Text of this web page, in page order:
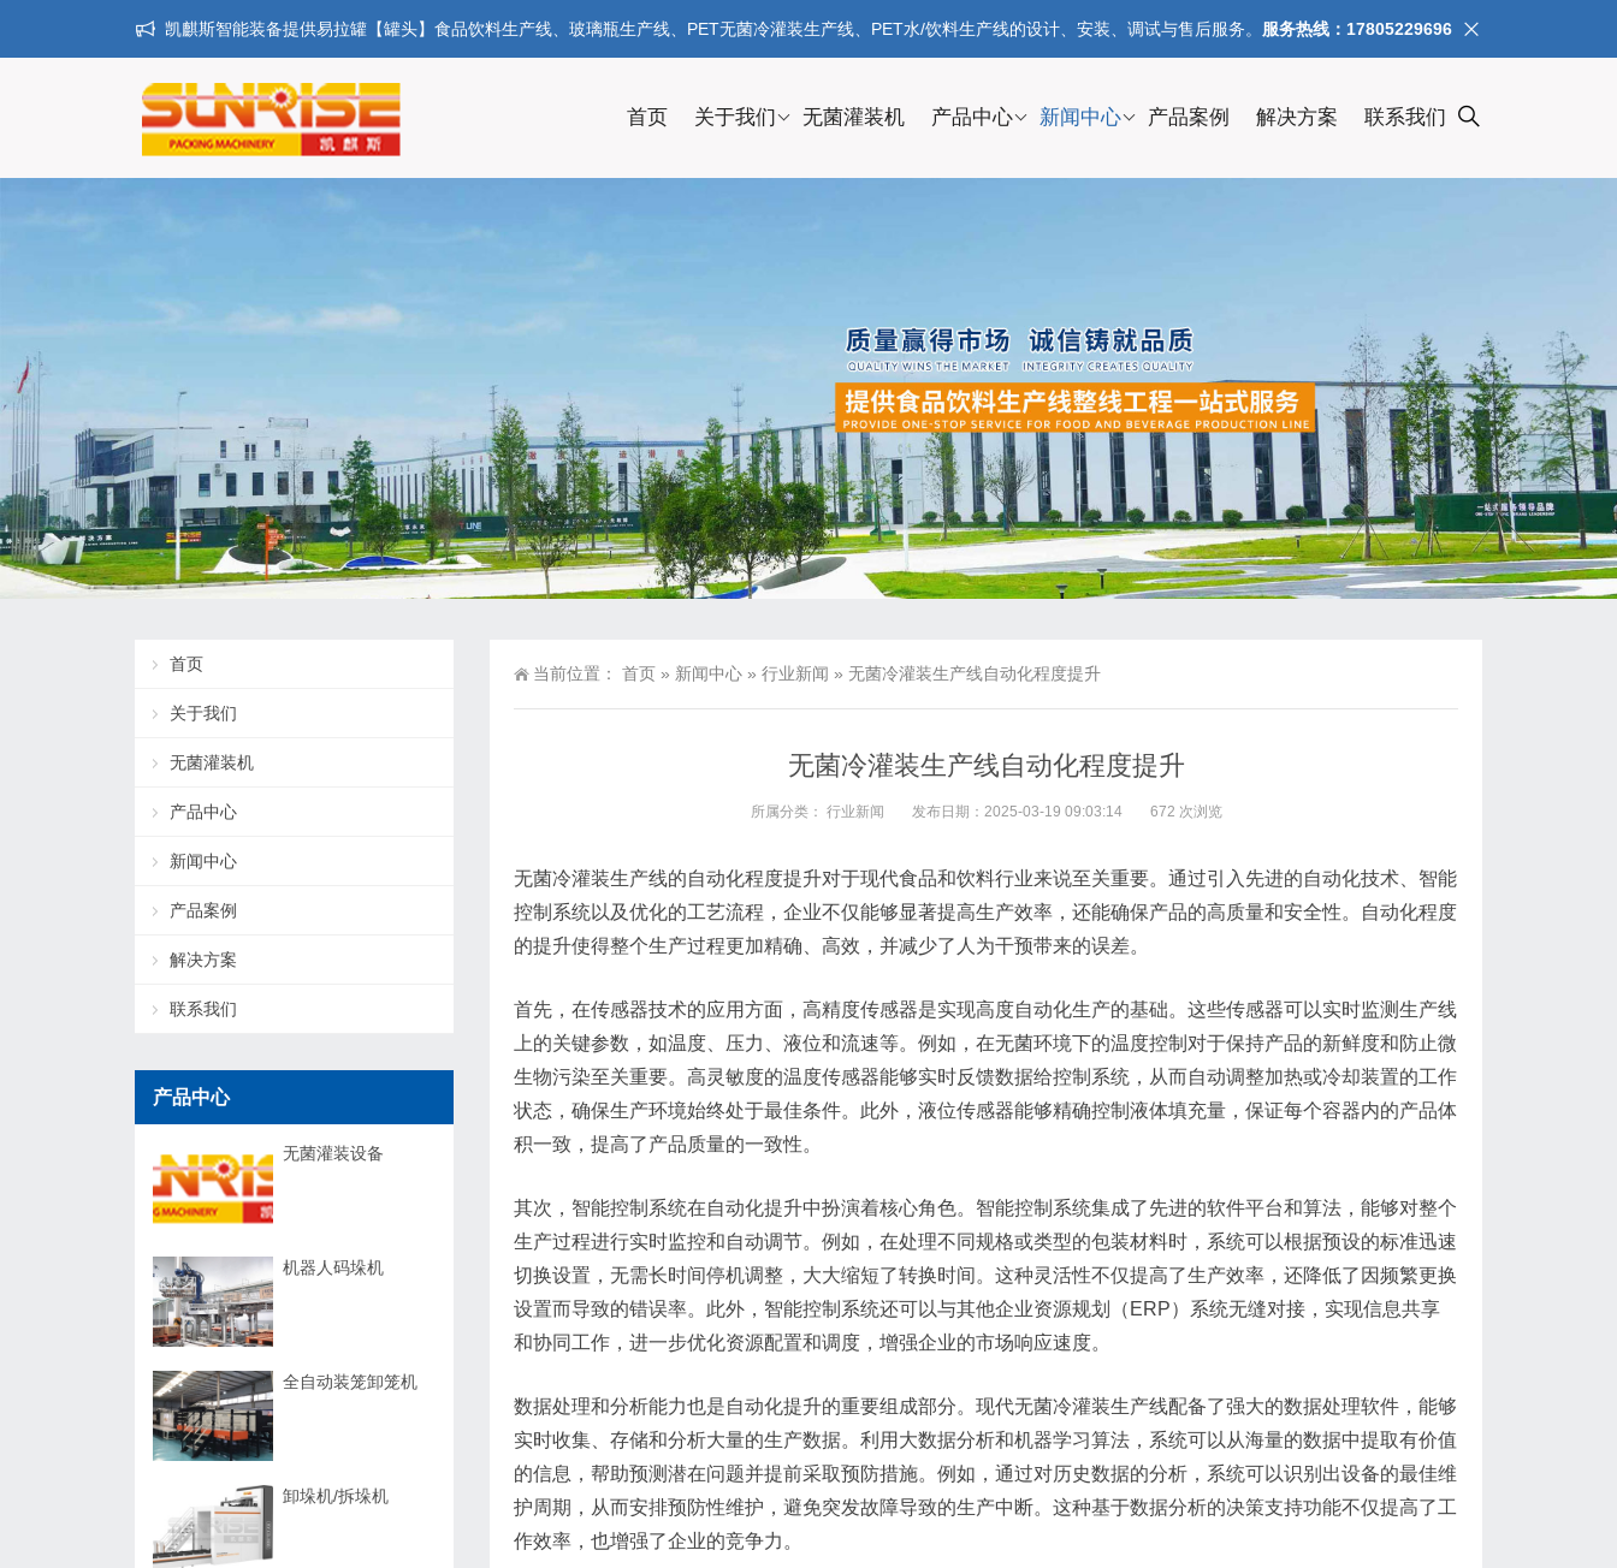
凯麒斯智能装备提供易拉罐【罐头】食品饮料生产线、玻璃瓶生产线、PET无菌冷灌装生产线、PET水/饮料生产线的设计、安装、调试与售后服务。 服务热线：17805229696
首页 关于我们 无菌灌装机 产品中心 新闻中心 产品案例 解决方案 联系我们
当前位置： 首页 » 新闻中心 » 行业新闻 » 无菌冷灌装生产线自动化程度提升
无菌冷灌装生产线自动化程度提升
所属分类： 行业新闻 发布日期：2025-03-19 09:03:14 672 次浏览
无菌冷灌装生产线的自动化程度提升对于现代食品和饮料行业来说至关重要。通过引入先进的自动化技术、智能
控制系统以及优化的工艺流程，企业不仅能够显著提高生产效率，还能确保产品的高质量和安全性。自动化程度
的提升使得整个生产过程更加精确、高效，并减少了人为干预带来的误差。
首先，在传感器技术的应用方面，高精度传感器是实现高度自动化生产的基础。这些传感器可以实时监测生产线
上的关键参数，如温度、压力、液位和流速等。例如，在无菌环境下的温度控制对于保持产品的新鲜度和防止微
生物污染至关重要。高灵敏度的温度传感器能够实时反馈数据给控制系统，从而自动调整加热或冷却装置的工作
状态，确保生产环境始终处于最佳条件。此外，液位传感器能够精确控制液体填充量，保证每个容器内的产品体
积一致，提高了产品质量的一致性。
其次，智能控制系统在自动化提升中扮演着核心角色。智能控制系统集成了先进的软件平台和算法，能够对整个
生产过程进行实时监控和自动调节。例如，在处理不同规格或类型的包装材料时，系统可以根据预设的标准迅速
切换设置，无需长时间停机调整，大大缩短了转换时间。这种灵活性不仅提高了生产效率，还降低了因频繁更换
设置而导致的错误率。此外，智能控制系统还可以与其他企业资源规划（ERP）系统无缝对接，实现信息共享
和协同工作，进一步优化资源配置和调度，增强企业的市场响应速度。
数据处理和分析能力也是自动化提升的重要组成部分。现代无菌冷灌装生产线配备了强大的数据处理软件，能够
实时收集、存储和分析大量的生产数据。利用大数据分析和机器学习算法，系统可以从海量的数据中提取有价值
的信息，帮助预测潜在问题并提前采取预防措施。例如，通过对历史数据的分析，系统可以识别出设备的最佳维
护周期，从而安排预防性维护，避免突发故障导致的生产中断。这种基于数据分析的决策支持功能不仅提高了工
作效率，也增强了企业的竞争力。
首页
关于我们
无菌灌装机
产品中心
新闻中心
产品案例
解决方案
联系我们
产品中心
无菌灌装设备
机器人码垛机
全自动装笼卸笼机
卸垛机/拆垛机